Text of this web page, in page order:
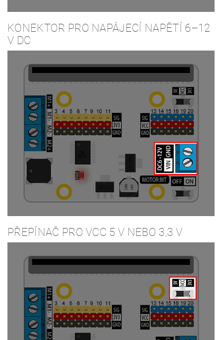
KONEKTOR PRO NAPÁJECÍ NAPĚTÍ 6–12
V DC
PŘEPÍNAČ PRO VCC 5 V NEBO 3,3 V